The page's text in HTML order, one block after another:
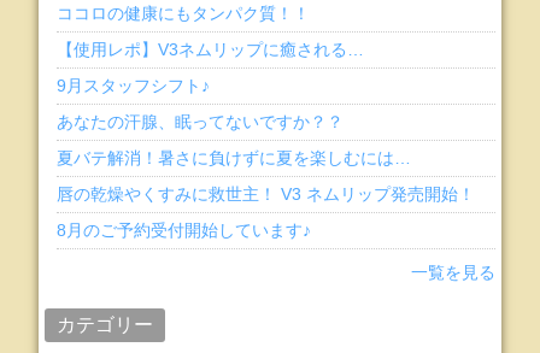
ココロの健康にもタンパク質！！
【使用レポ】V3ネムリップに癒される…
9月スタッフシフト♪
あなたの汗腺、眠ってないですか？？
夏バテ解消！暑さに負けずに夏を楽しむには…
唇の乾燥やくすみに救世主！ V3 ネムリップ発売開始！
8月のご予約受付開始しています♪
一覧を見る
カテゴリー